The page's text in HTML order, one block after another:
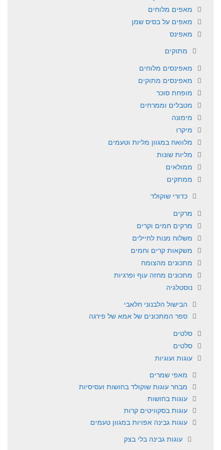
מאפים מלוחים
מאפים על בסיס שמן
מאפינס
מתוקים
מאפינסים מלוחים
מאפינסים מתוקים
מופחת סוכר
מטבלים וממרחים
מימונה
מיקרו
מלוואח במגוון מליות וטעמים
מליות שונות
ממולאים
ממתקים
כדורי שוקולד
מרקים
מרקים חמים וקרים
משלוח מנות לחיילים
משקאות קרים וחמים
מתכונים מהצומח
מתכונים מחזה עוף ופרגיות
נוסטלגיה
הבישול הלבנוני חלאבי
ספר המתכונים של אמא של פירגה
סלטים
סלטים
עוגות ועוגיות
מאפי שמרים
מבחר עוגות שוקולד בחושות ועסיסיות
עוגות בחושות
עוגות בסקוויטים קרות
עוגות גבינה אפויות במגוון טעמים
עוגות גבינה בלי בצק